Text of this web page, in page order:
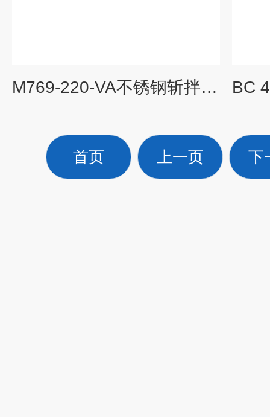
M769-220-VA不锈钢斩拌机 工业全自动斩拌
首页 上一页 下